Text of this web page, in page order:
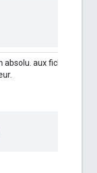
absolu. aux fichiers de